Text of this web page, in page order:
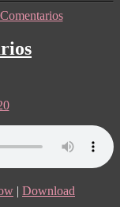
| Download